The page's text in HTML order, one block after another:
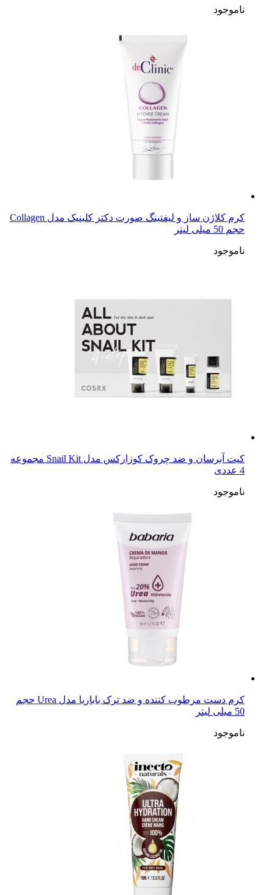
ناموجود
کرم کلاژن ساز و لیفتینگ صورت دکتر کلینیک مدل Collagen
حجم 50 میلی لیتر
ناموجود
کیت آبرسان و ضد چروک کوزارکس مدل Snail Kit مجموعه
4 عددی
ناموجود
کرم دست مرطوب کننده و ضد ترک باباریا مدل Urea حجم
50 میلی لیتر
ناموجود